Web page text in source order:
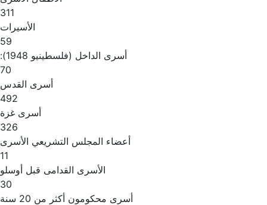
311
الأسيرات
59
أسرى الداخل (فلسطينيو 1948):
70
أسرى القدس
492
أسرى غزة
326
أعضاء المجلس التشريعي الأسرى
11
الأسرى القدامى قبل أوسلو
30
أسرى محكومون أكثر من 20 سنة